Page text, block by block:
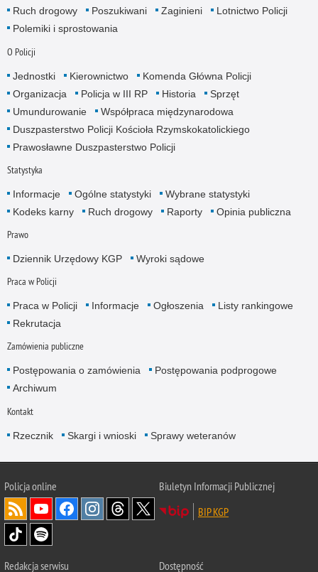
Ruch drogowy
Poszukiwani Zaginieni
Lotnictwo Policji
Polemiki i sprostowania
O Policji
Jednostki Kierownictwo
Komenda Główna Policji
Organizacja
Policja w III RP Historia
Sprzęt
Umundurowanie
Współpraca międzynarodowa
Duszpasterstwo Policji Kościoła Rzymskokatolickiego
Prawosławne Duszpasterstwo Policji
Statystyka
Informacje Ogólne statystyki
Wybrane statystyki
Kodeks karny
Ruch drogowy Raporty Opinia publiczna
Prawo
Dziennik Urzędowy KGP Wyroki sądowe
Praca w Policji
Praca w Policji Informacje Ogłoszenia
Listy rankingowe
Rekrutacja
Zamówienia publiczne
Postępowania o zamówienia
Postępowania podprogowe
Archiwum
Kontakt
Rzecznik Skargi i wnioski Sprawy weteranów
Policjaonline
Biuletyn Informacji Publicznej
BIP KGP
Redakcja serwisu Dostępność